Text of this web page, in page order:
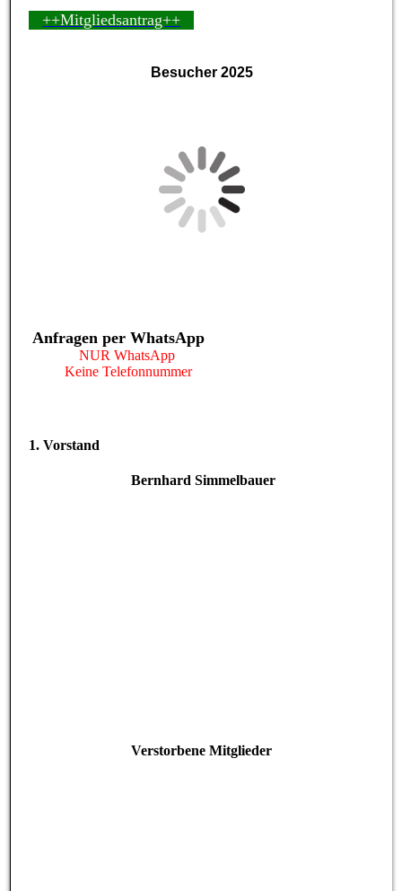
++Mitgliedsantrag++
Besucher 2025
Anfragen per WhatsApp
NUR WhatsApp
Keine Telefonnummer
1. Vorstand
Bernhard Simmelbauer
Verstorbene Mitglieder